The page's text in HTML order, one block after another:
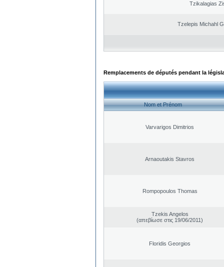
Tzikalagias
Tzelepis Michahl
Remplacements de députés pendant la
Nom et Prénom
Varvarigos Dimitrios
Arnaoutakis Stavros
Rompopoulos Thomas
Tzekis Angelos
(απεβίωσε στις 19/06/2011)
Floridis Georgios